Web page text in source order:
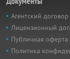
Агентский договор
Лицензионный
Публичная оферта
Политика